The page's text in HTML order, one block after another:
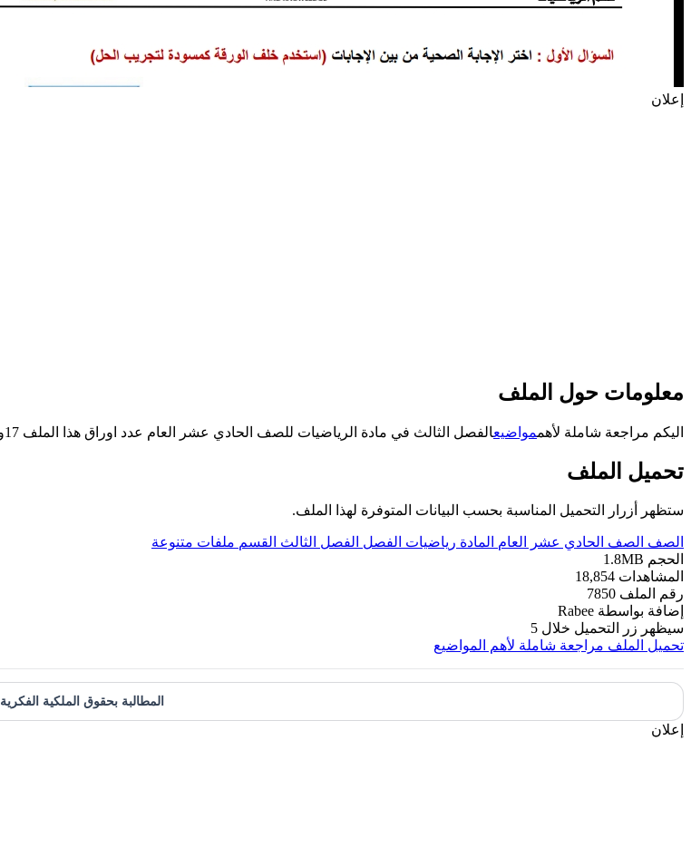
إعلان
معلومات حول الملف
اليكم مراجعة شاملة لأهممواضيعالفصل الثالث في مادة الرياضيات للصف الحادي عشر العام عدد اوراق هذا الملف 17ورقة
تحميل الملف
ستظهر أزرار التحميل المناسبة بحسب البيانات المتوفرة لهذا الملف.
الصف الصف الحادي عشر العام المادة رياضيات الفصل الفصل الثالث القسم ملفات متنوعة
الحجم 1.8MB
المشاهدات 18,854
رقم الملف 7850
إضافة بواسطة Rabee
سيظهر زر التحميل خلال 5
تحميل الملف مراجعة شاملة لأهم المواضيع
المطالبة بحقوق الملكية الفكرية
إعلان